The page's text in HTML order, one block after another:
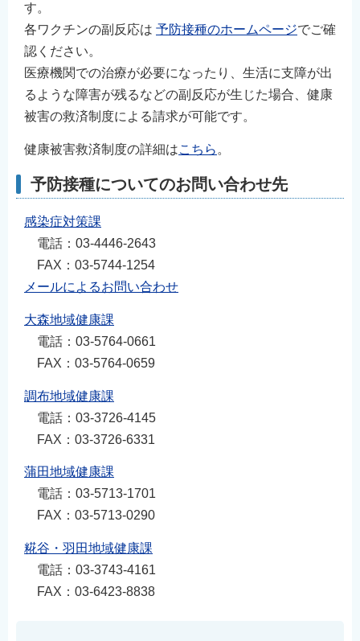
す。
各ワクチンの副反応は 予防接種のホームページでご確
認ください。
医療機関での治療が必要になったり、生活に支障が出
るような障害が残るなどの副反応が生じた場合、健康
被害の救済制度による請求が可能です。
健康被害救済制度の詳細はこちら 。
予防接種についてのお問い合わせ先
感染症対策課
電話：03-4446-2643
FAX：03-5744-1254
メールによるお問い合わせ
大森地域健康課
電話：03-5764-0661
FAX：03-5764-0659
調布地域健康課
電話：03-3726-4145
FAX：03-3726-6331
蒲田地域健康課
電話：03-5713-1701
FAX：03-5713-0290
糀谷・羽田地域健康課
電話：03-3743-4161
FAX：03-6423-8838